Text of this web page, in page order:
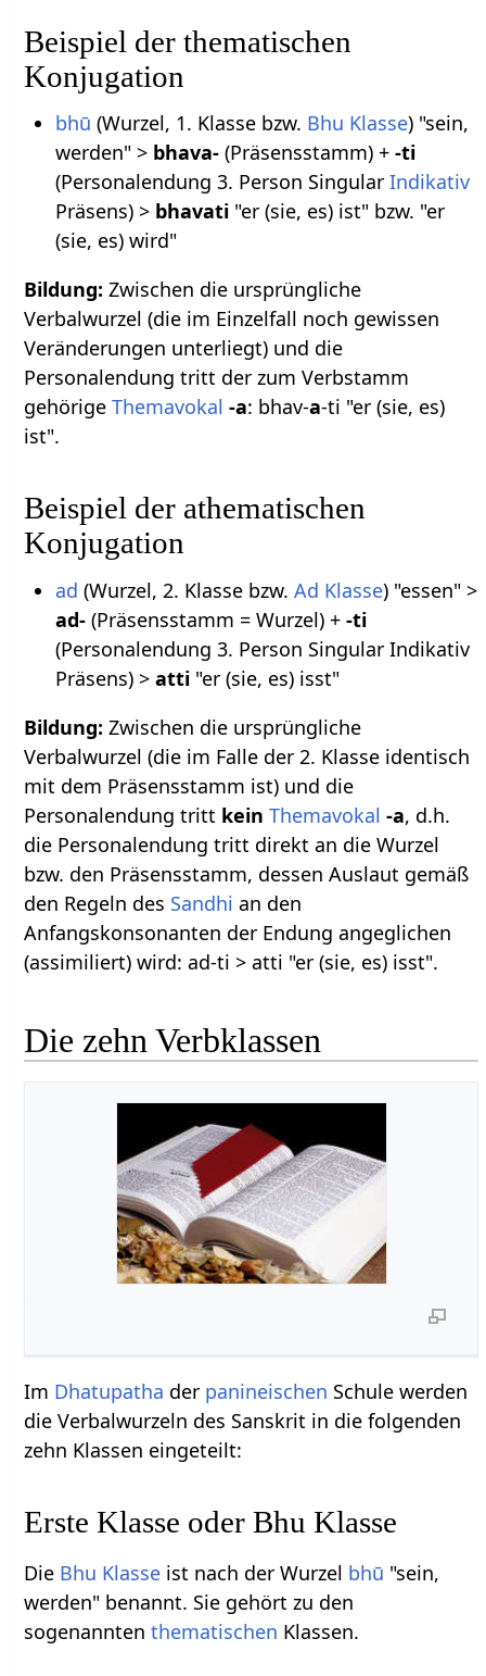
Beispiel der thematischen
Konjugation
bhū (Wurzel, 1. Klasse bzw. Bhu Klasse) "sein,
werden" > bhava-(Präsensstamm) + -ti
(Personalendung 3. Person Singular Indikativ
Präsens) > bhavati"er (sie, es) ist" bzw. "er
(sie, es) wird"
Bildung: Zwischen die ursprüngliche
Verbalwurzel (die im Einzelfall noch gewissen
Veränderungen unterliegt) und die
Personalendung tritt der zum Verbstamm
gehörigeThemavokal -a: bhav-a-ti "er (sie, es)
ist".
Beispiel der athematischen
Konjugation
ad (Wurzel, 2. Klasse bzw. Ad Klasse) "essen" >
ad-(Präsensstamm = Wurzel) + -ti
(Personalendung 3. Person Singular Indikativ
Präsens) > atti"er (sie, es) isst"
Bildung: Zwischen die ursprüngliche
Verbalwurzel (die im Falle der 2. Klasse identisch
mit dem Präsensstamm ist) und die
Personalendung tritt kein Themavokal -a, d.h.
die Personalendung tritt direkt an die Wurzel
bzw. den Präsensstamm, dessen Auslaut gemäß
den Regeln des Sandhi an den
Anfangskonsonanten der Endung angeglichen
(assimiliert) wird: ad-ti > atti "er (sie, es) isst".
Die zehn Verbklassen
Im Dhatupatha der panineischen Schule werden
die Verbalwurzeln des Sanskrit in die folgenden
zehn Klassen eingeteilt:
Erste Klasse oder Bhu Klasse
Die Bhu Klasse ist nach der Wurzel bhū "sein,
werden" benannt. Sie gehört zu den
sogenanntenthematischen Klassen.